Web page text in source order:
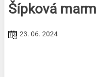
Šípková
23. 06. 2024